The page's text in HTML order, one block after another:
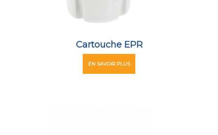
Cartouche EPR
EN SAVOIR PLUS